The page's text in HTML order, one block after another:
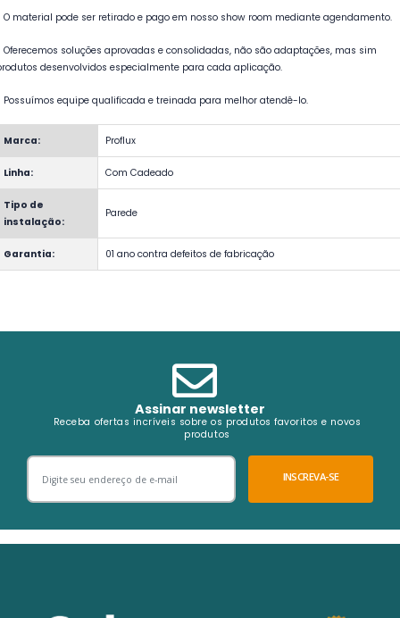
O material pode ser retirado e pago em nosso show room mediante agendamento.
Oferecemos soluções aprovadas e consolidadas, não são adaptações, mas sim
desenvolvidos especialmente para cada aplicação.
Possuímos equipe qualificada e treinada para melhor atendê-lo.
Marca: Proflux
Linha: Com Cadeado
Tipo de
instalação:
Parede
Garantia: 01 ano contra defeitos de fabricação
Assinar newsletter
Receba ofertas incríveis sobre os produtos favoritos e novos
produtos
INSCREVA-SE